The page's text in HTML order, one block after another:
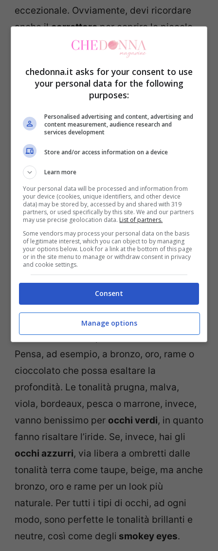
eccezionale. Ovviamente, devi ricordare
anche ilcorrettoreper coprire le piccole
imperfezioni. Usa anche unprimer per
per fissare l’ombretto. Il consiglio è
quello di scegliere un primer illuminante
che va, quindi, applicato prima di mettere
Scegli un ombretto in base al
colore degli occhi e applica
matita, eyeliner e mascara
Per quanto riguarda gli ombretti, le tonalità
calde sono ottime perocchi marroni.
Pensa, ad esempio, a bronzo, oro, rame o
cioccolato che possa esaltare la
profondità. Le tonalità prugna, malva,
viola, bordeaux, pesca o marrone, invece,
vanno benissimo per occhi verdi, in quanto
fanno risaltare l’iride. Se, invece, hai gli
occhi azzurri, via libera a ombretti dalle
tonalità terra come taupe, beige, ma anche
bronzo, oro e rame per un look più
naturale. Per tutti i tipi di occhi, ad ogni
modo, sono perfette le tonalità brillanti e
neutre, così come degli smokey eyes.
chedonna.it asks for your consent to use
your personal data for the following
purposes:
Personalised advertising and content, advertising and
content measurement, audience research and
services development
Store and/or access information on a device
Learn more
Your personal data will be processed and information from
your device (cookies, unique identifiers, and other device
data) may be stored by, accessed by and shared with 319
partners, or used specifically by this site. We and our partners
may use precise geolocation data. List of partners.
Some vendors may process your personal data on the basis
of legitimate interest, which you can object to by managing
your options below. Look for a link at the bottom of this page
or in the site menu to manage or withdraw consent in privacy
and cookie settings.
Consent
Manage options